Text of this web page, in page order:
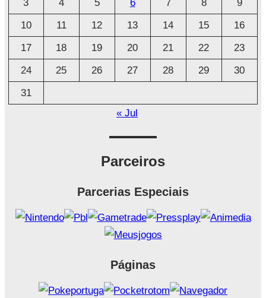
v
o
3
4 5 6 7 8
9
10
11 12 13 14 15
16
17
18 19 20 21 22
23
24
25 26 27 28 29
30
31
« Jul
Parceiros
Parcerias Especiais
Páginas